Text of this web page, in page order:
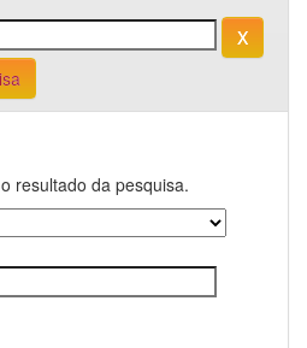
resultado da pesquisa.